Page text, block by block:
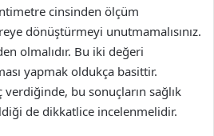
cinsinden ölçüm
dönüştürmeyi unutmamalısınız.
olmalıdır. Bu iki değeri
yapmak oldukça basittir.
bu sonuçların sağlık
de dikkatlice incelenmelidir.